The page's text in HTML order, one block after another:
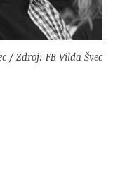
/ Zdroj: FB Vilda Švec